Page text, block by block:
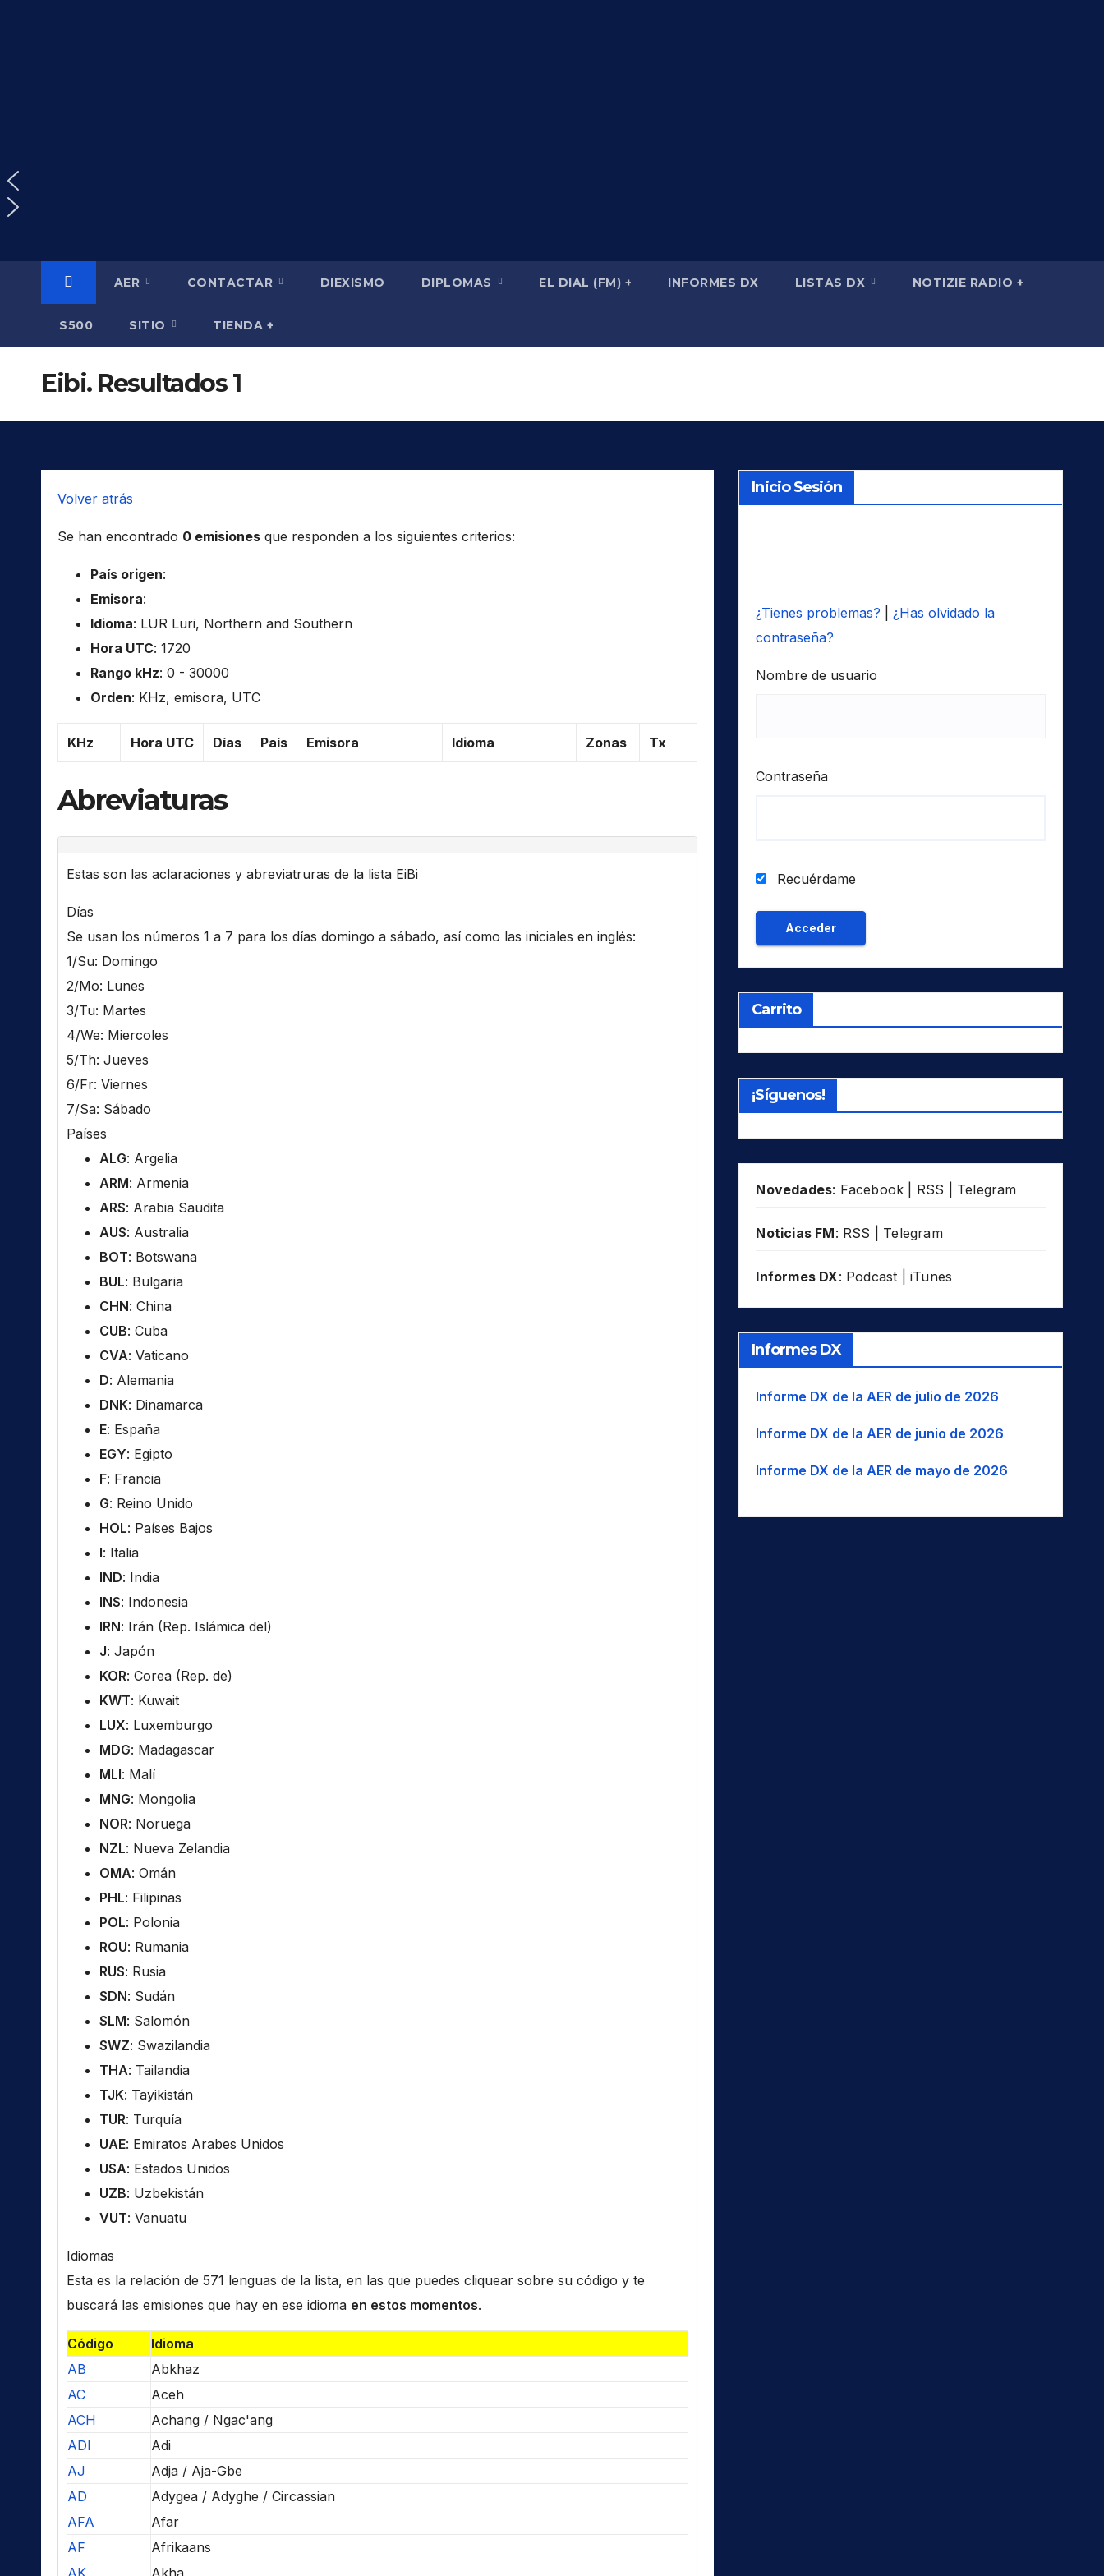
AER CONTACTAR DIEXISMO DIPLOMAS EL DIAL (FM) + INFORMES DX LISTAS DX NOTIZIE RADIO +
S500 SITIO TIENDA +
Eibi. Resultados 1
Volver atrás
Se han encontrado 0 emisiones que responden a los siguientes criterios:
País origen:
Emisora:
Idioma: LUR Luri, Northern and Southern
Hora UTC: 1720
Rango kHz: 0 - 30000
Orden: KHz, emisora, UTC
KHz Hora UTC Días País Emisora Idioma Zonas Tx
Abreviaturas
Estas son las aclaraciones y abreviatruras de la lista EiBi
Días
Se usan los números 1 a 7 para los días domingo a sábado, así como las iniciales en inglés:
1/Su: Domingo
2/Mo: Lunes
3/Tu: Martes
4/We: Miercoles
5/Th: Jueves
6/Fr: Viernes
7/Sa: Sábado
Países
ALG: Argelia
ARM: Armenia
ARS: Arabia Saudita
AUS: Australia
BOT: Botswana
BUL: Bulgaria
CHN: China
CUB: Cuba
CVA: Vaticano
D: Alemania
DNK: Dinamarca
E: España
EGY: Egipto
F: Francia
G: Reino Unido
HOL: Países Bajos
I: Italia
IND: India
INS: Indonesia
IRN: Irán (Rep. Islámica del)
J: Japón
KOR: Corea (Rep. de)
KWT: Kuwait
LUX: Luxemburgo
MDG: Madagascar
MLI: Malí
MNG: Mongolia
NOR: Noruega
NZL: Nueva Zelandia
OMA: Omán
PHL: Filipinas
POL: Polonia
ROU: Rumania
RUS: Rusia
SDN: Sudán
SLM: Salomón
SWZ: Swazilandia
THA: Tailandia
TJK: Tayikistán
TUR: Turquía
UAE: Emiratos Arabes Unidos
USA: Estados Unidos
UZB: Uzbekistán
VUT: Vanuatu
Idiomas
Esta es la relación de 571 lenguas de la lista, en las que puedes cliquear sobre su código y te
buscará las emisiones que hay en ese idioma en estos momentos.
Código
Idioma
AB
Abkhaz
AC
Aceh
ACH
Achang / Ngac'ang
ADI
Adi
AJ
Adja / Aja-Gbe
AD
Adygea / Adyghe / Circassian
AFA
Afar
AF
Afrikaans
Inicio Sesión
¿Tienes problemas?
¿Has olvidado la
contraseña?
Nombre de usuario
Contraseña
Recuérdame
Carrito
¡Síguenos!
Novedades: Facebook RSS Telegram
Noticias FM: RSS Telegram
Informes DX: Podcast iTunes
Informes DX
Informe DX de la AER de julio de 2026
Informe DX de la AER de junio de 2026
Informe DX de la AER de mayo de 2026